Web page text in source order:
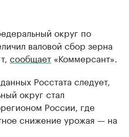
округ по
валовой сбор зерна
сообщает «Коммерсант».
Росстата следует,
округ стал
России, где
снижение урожая — на